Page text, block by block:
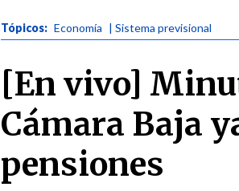
Tópicos: Economía | Sistema previsional
[En vivo]
Cámara Baja
pensiones